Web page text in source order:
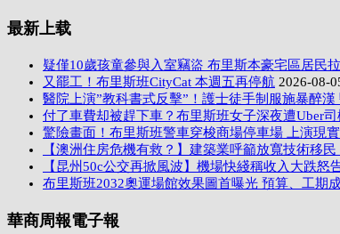
最新上载
疑僅10歲孩童參與入室竊盜 布里斯本豪宅區居民
又罷工！布里斯班CityCat 本週五再停航 2026-08-
醫院上演”教科書式反擊”！護士徒手制服施暴醉
付了車費却被趕下車？布里斯班女子深夜遭Uber
驚險畫面！布里斯班警車穿梭商場停車場 上演現
【澳洲住房危機有救？】建築業呼籲放寬技術移
【昆州50c公交再掀風波】機場快綫稱收入大跌怒
布里斯班2032奧運場館效果圖首曝光 預算、工期
華商周報電子報